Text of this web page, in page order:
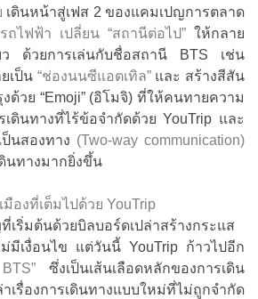
เดินหน้าสู่เฟส 2 ของแคมเปญการตลาด
ถไฟฟ้า เปลี่ยน “สถานีต่อไป” ให้กลาย
ว ด้วยการเล่นกับชื่อสถานี BTS เช่น
เป็น “ช่องนนซีแอตเทิล”และ สร้างสีสัน
ด้วย “Emoji” (อิโมจิ) ที่ให้คนทายความ
ดินทางที่ไร้ข้อจำกัดด้วย YouTrip และ
ป็นสองทาง (Two-way communication)
นทางมากยิ่งขึ้น
มืองที่เต็มไปด้วย YouTrip
เริ่มต้นด้วยบิลบอร์ดเปล่าสร้างกระแส
ม่มีเงื่อนไข แต่วันนี้ YouTrip ก้าวไปอีก
ซึ่งเป็นเส้นเลือดหลักของการเดิน
รื่องการเดินทางแบบใหม่ที่ไม่ถูกจำกัด